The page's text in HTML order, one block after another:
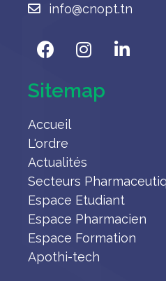
info@cnopt.tn
Sitemap
Accueil
L'ordre
Actualités
Secteurs
Espace Etudiant
Espace Pharmacien
Espace Formation
Apothi-tech